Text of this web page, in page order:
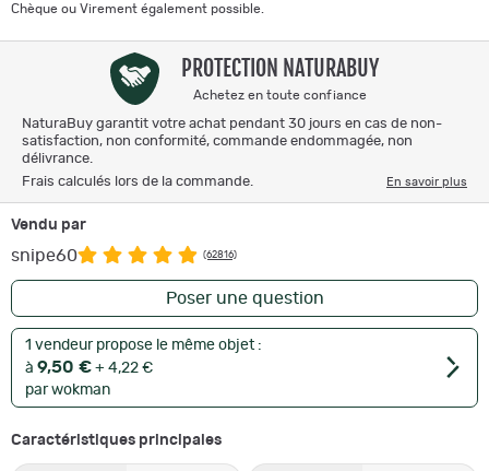
Chèque ou Virement également possible.
PROTECTION NATURABUY
Achetez en toute confiance
NaturaBuy garantit votre achat pendant 30 jours en cas de non-
satisfaction, non conformité, commande endommagée, non
délivrance.
Frais calculés lors de la commande.
En savoir plus
Vendu par
snipe60 (62816)
Poser une question
1 vendeur propose le même objet :
à 9,50 € + 4,22 €
par wokman
Caractéristiques principales